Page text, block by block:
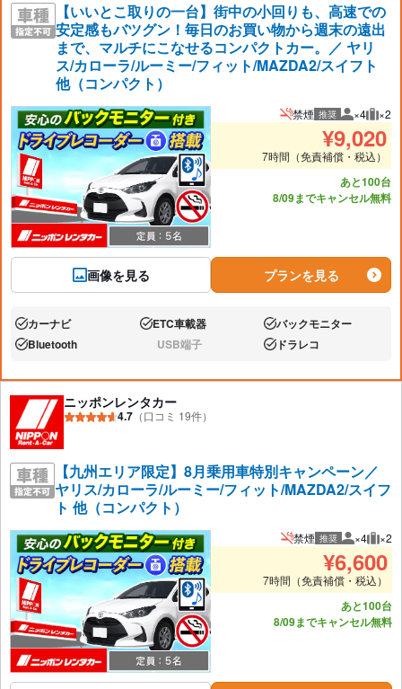
【いいとこ取りの一台】街中の小回りも、高速での
安定感もバツグン！毎日のお買い物から週末の遠出
まで、マルチにこなせるコンパクトカー。／ ヤリ
ス/カローラ/ルーミー/フィット/MAZDA2/スイフト
他（コンパクト）
画像を見る
禁煙 推奨 推奨人数
×4 推奨
×2
¥9,020
7時間（免責補償・税込）
あと100台
8/09までキャンセル無料
プランを見る
あり:カーナビ あり:ETC車載器 あり:バックモニター
あり:Bluetooth なし:USB端子 あり:ドラレコ
ニッポンレンタカー
4.7 （口コミ 19件）
【九州エリア限定】8月乗用車特別キャンペーン／
ヤリス/カローラ/ルーミー/フィット/MAZDA2/スイフ
ト 他（コンパクト）
禁煙 推奨 推奨人数
×4 推
×2
¥6,600
7時間（免責補償・税込）
あと100台
8/09までキャンセル無料